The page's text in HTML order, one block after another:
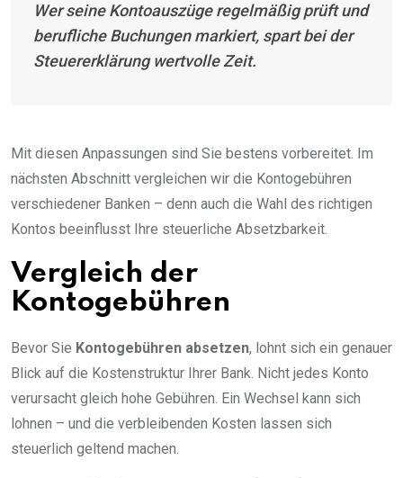
Wer seine Kontoauszüge regelmäßig prüft und
berufliche Buchungen markiert, spart bei der
Steuererklärung wertvolle Zeit.
Mit diesen Anpassungen sind Sie bestens vorbereitet. Im
nächsten Abschnitt vergleichen wir die Kontogebühren
verschiedener Banken – denn auch die Wahl des richtigen
Kontos beeinflusst Ihre steuerliche Absetzbarkeit.
Vergleich der
Kontogebühren
Bevor Sie Kontogebühren absetzen, lohnt sich ein genauer
Blick auf die Kostenstruktur Ihrer Bank. Nicht jedes Konto
verursacht gleich hohe Gebühren. Ein Wechsel kann sich
lohnen – und die verbleibenden Kosten lassen sich
steuerlich geltend machen.